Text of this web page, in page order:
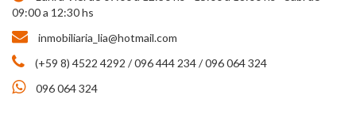
09:00 a 12:30 hs
inmobiliaria_lia@hotmail.com
(+59 8) 4522 4292 / 096 444 234 / 096 064 324
096 064 324